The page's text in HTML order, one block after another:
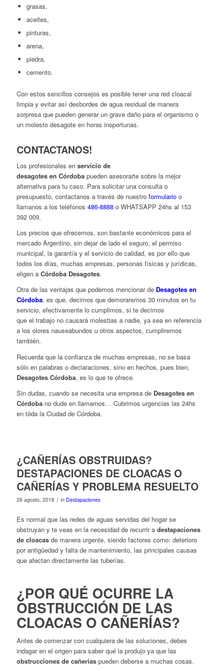
grasas,
aceites,
pinturas,
arena,
piedra,
cemento.
Con estos sencillos consejos es posible tener una red cloacal
limpia y evitar así desbordes de agua residual de manera
sorpresa que pueden generar un grave daño para el organismo o
un molesto desagote en horas inoportunas.
CONTACTANOS!
Los profesionales en servicio de
desagotes en Córdobapueden asesorarte sobre la mejor
alternativa para tu caso. Para solicitar una consulta o
presupuesto, contactanos a través de nuestro formularioo
llamanos a los teléfonos 486-8888o WHATSAPP 24hs al 153
392 009.
Los precios que ofrecemos, son bastante económicos para el
mercado Argentino, sin dejar de lado el seguro, el permiso
municipal, la garantía y el servicio de calidad, es por ello que
todos los días, muchas empresas, personas físicas y jurídicas,
eligen aCórdoba Desagotes.
Otra de las ventajas que podemos mencionar de Desagotes en
Córdoba, es que, decimos que demoraremos 30 minutos en tu
servicio, efectivamente lo cumplimos, si te decimos
que el trabajo no causará molestias a nadie, ya sea en referencia
a los olores nauseabundos u otros aspectos, cumpliremos
también.
Recuerda que la confianza de muchas empresas, no se basa
sólo en palabras o declaraciones, sino en hechos, pues bien,
Desagotes Córdoba, es lo que te ofrece.
Sin dudas, cuando se necesita una empresa de Desagotes en
Córdobano dude en llamarnos… Cubrimos urgencias las 24hs
en tóda la Ciudad de Córdoba.
¿CAÑERÍAS OBSTRUIDAS?
DESTAPACIONES DE CLOACAS O
CAÑERÍAS Y PROBLEMA RESUELTO
26 agosto, 2018 / in Destapaciones
Es normal que las redes de aguas servidas del hogar se
obstruyan y te veas en la necesidad de recurrir a destapaciones
de cloacasde manera urgente, siendo factores como: deterioro
por antigüedad y falta de mantenimiento, las principales causas
que afectan directamente las tuberías.
¿POR QUÉ OCURRE LA
OBSTRUCCIÓN DE LAS
CLOACAS O CAÑERÍAS?
Antes de comenzar con cualquiera de las soluciones, debes
indagar en el origen para saber qué la produjo ya que las
obstrucciones de cañeríaspueden deberse a muchas cosas.